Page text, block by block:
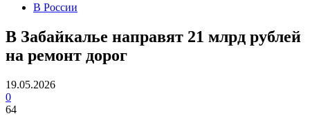
В России
В Забайкалье направят 21 млрд рублей
на ремонт дорог
19.05.2026
0
64